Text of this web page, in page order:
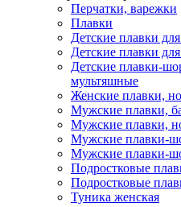
Перчатки, варежки
Плавки
Детские плавки
Детские плавки
Детские плавки-
мультяшные
Женские плавки,
Мужские плавки,
Мужские плавки,
Мужские плавки-
Мужские плавки-
Подростковые
Подростковые
Туникa женская